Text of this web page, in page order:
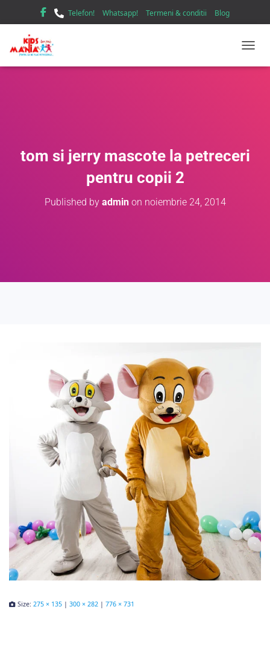
Telefon! Whatsapp! Termeni & conditii Blog
tom si jerry mascote la petreceri
pentru copii 2
Published by adminon noiembrie 24, 2014
Size: 275 × 135 | 300 × 282 | 776 × 731